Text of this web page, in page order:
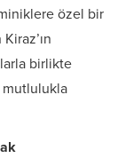
özel bir
birlikte